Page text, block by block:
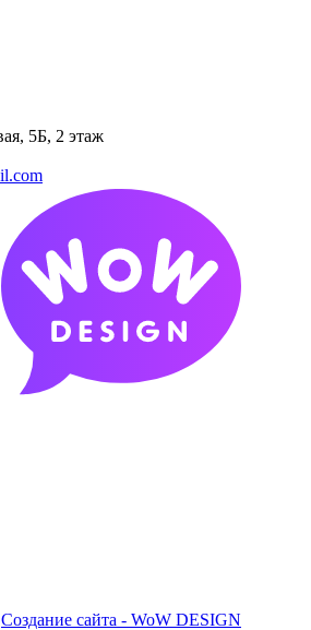
5Б, 2 этаж
Создание сайта - WoW DESIGN